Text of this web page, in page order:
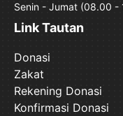
Senin - Jumat (08.00 -
Link Tautan
Donasi
Zakat
Rekening Donasi
Konfirmasi Donasi